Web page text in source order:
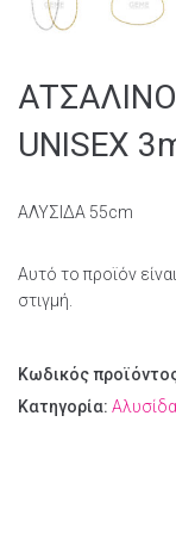
UNISEX
ΑΛΥΣΙΔΑ 55cm
Αυτό το προϊόν
στιγμή.
Κωδικός
Κατηγορία: